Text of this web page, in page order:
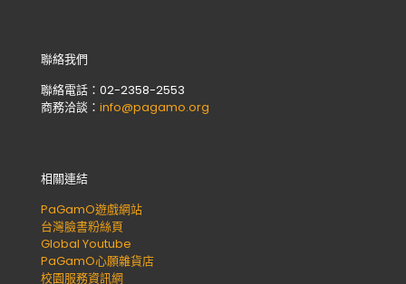
聯絡我們
聯絡電話：02-2358-2553
商務洽談： info@pagamo.org
相關連結
PaGamO遊戲網站
台灣臉書粉絲頁
Global Youtube
PaGamO心願雜貨店
校園服務資訊網